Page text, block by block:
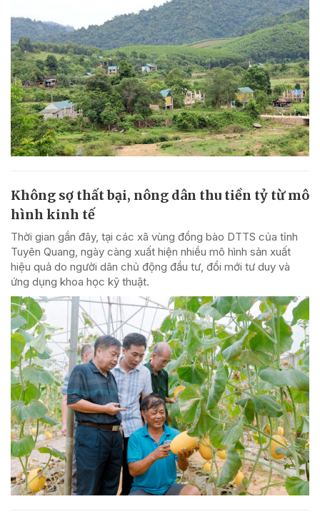
Không sợ thất bại, nông dân thu tiền tỷ từ mô
hình kinh tế
Thời gian gần đây, tại các xã vùng đồng bào DTTS của tỉnh
Tuyên Quang, ngày càng xuất hiện nhiều mô hình sản xuất
hiệu quả do người dân chủ động đầu tư, đổi mới tư duy và
ứng dụng khoa học kỹ thuật.